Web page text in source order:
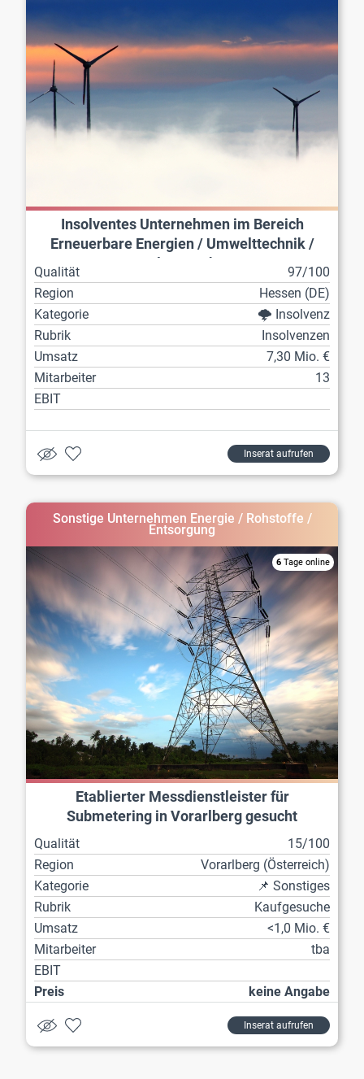
Insolventes Unternehmen im Bereich
Erneuerbare Energien / Umwelttechnik /
Qualität
97/100
Region
Hessen (DE)
Kategorie
🌩️ Insolvenz
Rubrik
Insolvenzen
Umsatz
7,30 Mio. €
Mitarbeiter
13
EBIT
Inserat aufrufen
Sonstige Unternehmen Energie / Rohstoffe /
Entsorgung
6 Tage online
Etablierter Messdienstleister für
Submetering in Vorarlberg gesucht
Qualität
15/100
Region
Vorarl­berg (Österreich)
Kategorie
📌 Sonstiges
Rubrik
Kaufgesuche
Umsatz
<1,0 Mio. €
Mitarbeiter
tba
EBIT
Preis
keine Angabe
Inserat aufrufen